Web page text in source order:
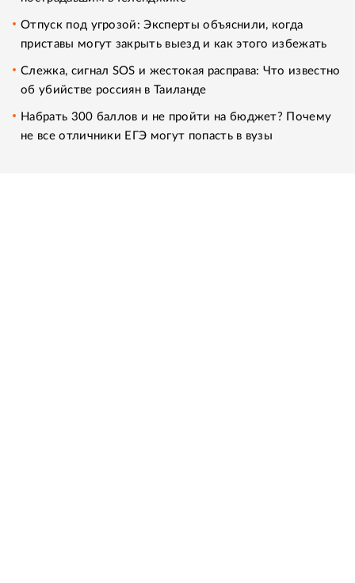
Отпуск под угрозой: Эксперты объяснили, когда
приставы могут закрыть выезд и как этого избежать
Слежка, сигнал SOS и жестокая расправа: Что известно
об убийстве россиян в Таиланде
Набрать 300 баллов и не пройти на бюджет? Почему
не все отличники ЕГЭ могут попасть в вузы